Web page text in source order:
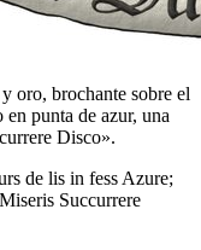
oro, brochante sobre el
punta de azur, una
Disco».
de lis in fess Azure;
Succurrere